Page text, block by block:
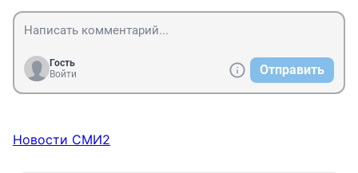
Гость
Войти
Отправить
Новости СМИ2